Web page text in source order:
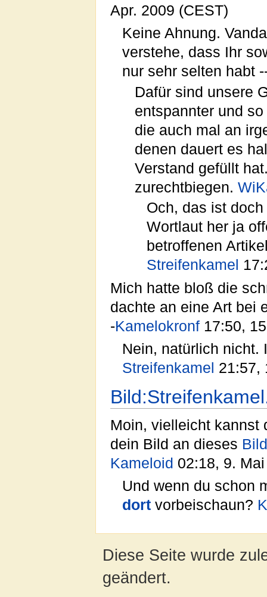
Apr. 2009 (CEST)
Keine Ahnung.
verstehe, dass Ihr
nur sehr selten habt
Dafür sind unsere
entspannter und
die auch mal an
denen dauert es
Verstand gefüllt
zurechtbiegen.
Och, das ist
Wortlaut her ja
betroffenen
Streifenkamel
Mich hatte bloß die
dachte an eine Art bei
-Kamelokronf 17:50,
Nein, natürlich nicht.
Streifenkamel 21:57,
Moin, vielleicht kannst
dein Bild an dieses
Kameloid 02:18, 9.
Und wenn du schon
dort vorbeischaun?
Diese Seite wurde
geändert.